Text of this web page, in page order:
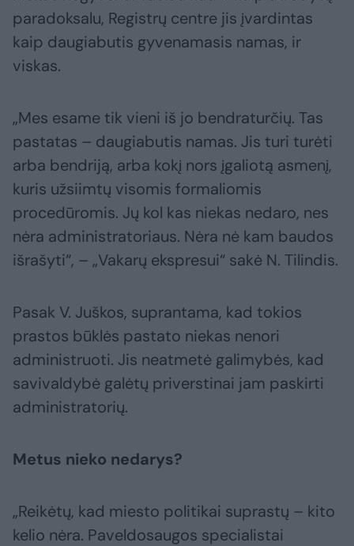
paradoksalu, Registrų centre jis įvardintas
kaip daugiabutis gyvenamasis namas, ir
viskas.
„Mes esame tik vieni iš jo bendraturčių. Tas
pastatas – daugiabutis namas. Jis turi turėti
arba bendriją, arba kokį nors įgaliotą asmenį,
kuris užsiimtų visomis formaliomis
procedūromis. Jų kol kas niekas nedaro, nes
nėra administratoriaus. Nėra nė kam baudos
išrašyti“, – „Vakarų ekspresui“ sakė N. Tilindis.
Pasak V. Juškos, suprantama, kad tokios
prastos būklės pastato niekas nenori
administruoti. Jis neatmetė galimybės, kad
savivaldybė galėtų priverstinai jam paskirti
administratorių.
Metus nieko nedarys?
„Reikėtų, kad miesto politikai suprastų – kito
kelio nėra. Paveldosaugos specialistai